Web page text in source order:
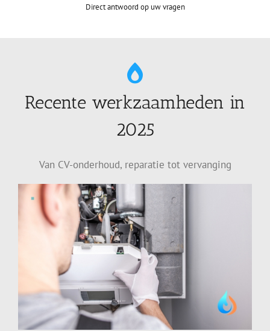
Direct antwoord op uw vragen
Recente werkzaamheden in
2025
Van CV-onderhoud, reparatie tot vervanging